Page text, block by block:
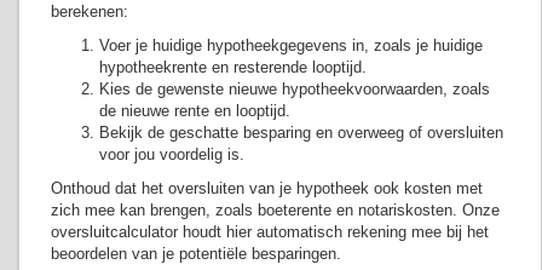
berekenen:
Voer je huidige hypotheekgegevens in, zoals je huidige
hypotheekrente en resterende looptijd.
Kies de gewenste nieuwe hypotheekvoorwaarden, zoals
de nieuwe rente en looptijd.
Bekijk de geschatte besparing en overweeg of oversluiten
voor jou voordelig is.
Onthoud dat het oversluiten van je hypotheek ook kosten met
zich mee kan brengen, zoals boeterente en notariskosten. Onze
oversluitcalculator houdt hier automatisch rekening mee bij het
beoordelen van je potentiële besparingen.